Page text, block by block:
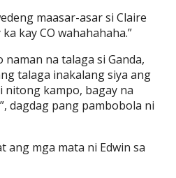
maasar-asar si Claire
kay CO wahahahaha.”
na talaga si Ganda,
talaga inakalang siya ang
nitong kampo, bagay na
dagdag pang pambobola ni
mga mata ni Edwin sa